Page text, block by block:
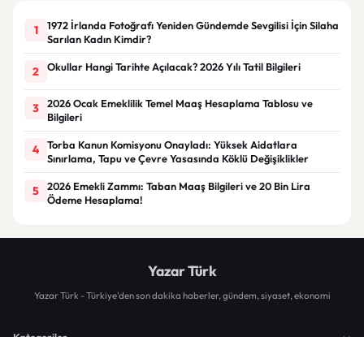
1
1972 İrlanda Fotoğrafı Yeniden Gündemde Sevgilisi İçin Silaha
Sarılan Kadın Kimdir?
2 Okullar Hangi Tarihte Açılacak? 2026 Yılı Tatil Bilgileri
3
2026 Ocak Emeklilik Temel Maaş Hesaplama Tablosu ve
Bilgileri
4
Torba Kanun Komisyonu Onayladı: Yüksek Aidatlara
Sınırlama, Tapu ve Çevre Yasasında Köklü Değişiklikler
5
2026 Emekli Zammı: Taban Maaş Bilgileri ve 20 Bin Lira
Ödeme Hesaplama!
Yazar Türk
Yazar Türk - Türkiye'den son dakika haberler, gündem, siyaset, ekonomi